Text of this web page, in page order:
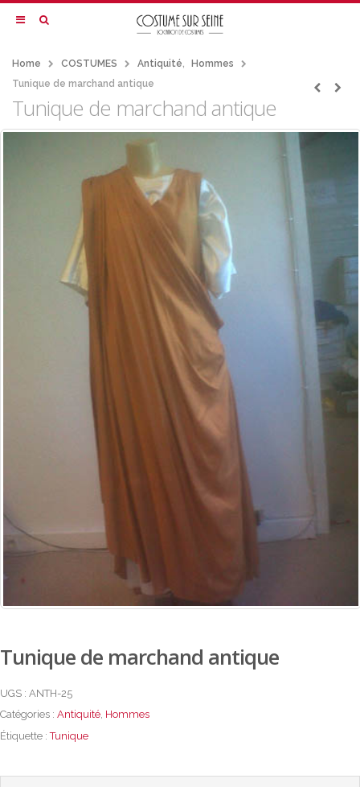
Home COSTUMES Antiquité,
Hommes
Tunique de marchand antique
Tunique de marchand antique
Tunique de marchand antique
UGS : ANTH-25
Catégories : Antiquité, Hommes
Étiquette :Tunique